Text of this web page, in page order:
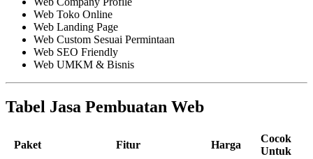
Web Toko Online
Web Landing Page
Web Custom Sesuai Permintaan
Web SEO Friendly
Web UMKM & Bisnis
Tabel Jasa Pembuatan Web
Paket Fitur Harga
Cocok
Untuk